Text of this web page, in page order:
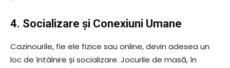
4. Socializare și Conexiuni Umane
Cazinourile, fie ele fizice sau online, devin adesea un
loc de întâlnire și socializare. Jocurile de masă, în